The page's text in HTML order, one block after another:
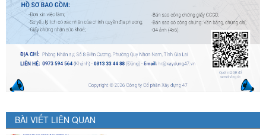
BÀI VIẾT LIÊN QUAN